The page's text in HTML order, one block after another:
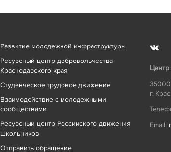
Развитие молодежной инфраструктуры
Ресурсный центр добровольчества
Краснодарского края
Студенческое трудовое движение
Взаимодействие с молодежными
сообществами
Ресурсный центр Российского движения
школьников
Отправить обращение
г.
Email: